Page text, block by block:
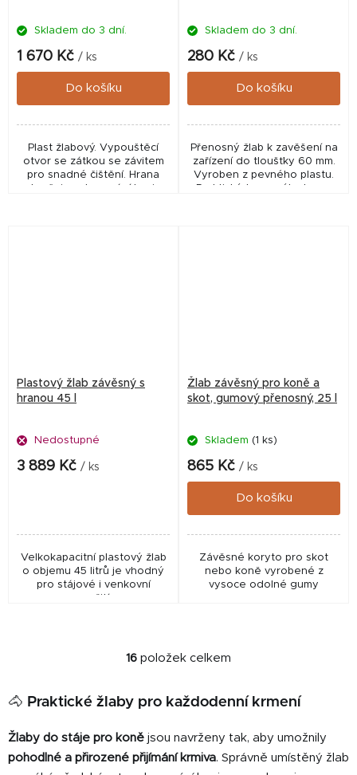
Skladem do 3 dní.
1 670 Kč / ks
Do košíku
Plast žlabový. Vypouštěcí
otvor se zátkou se závitem
pro snadné čištění. Hrana
Skladem do 3 dní.
280 Kč / ks
Do košíku
Přenosný žlab k zavěšení na
zařízení do tloušťky 60 mm.
Vyroben z pevného plastu.
Plastový žlab závěsný s
hranou 45 l
Nedostupné
3 889 Kč / ks
Velkokapacitní plastový žlab
o objemu 45 litrů je vhodný
pro stájové i venkovní
Žlab závěsný pro koně a
skot, gumový přenosný, 25 l
Skladem (1 ks)
865 Kč / ks
Do košíku
Závěsné koryto pro skot
nebo koně vyrobené z
vysoce odolné gumy
O
l
d
a
c
16 položek celkem
🐴 Praktické žlaby pro každodenní krmení
Žlaby do stáje pro koně jsou navrženy tak, aby umožnily
pohodlné a přirozené přijímání krmiva. Správně umístěný žlab